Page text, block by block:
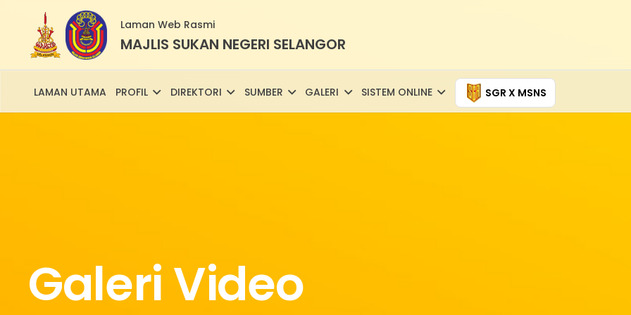
Laman Web Rasmi
MAJLIS SUKAN NEGERI SELANGOR
LAMAN UTAMA PROFIL DIREKTORI SUMBER GALERI SISTEM ONLINE SGR X MSNS
Galeri Video